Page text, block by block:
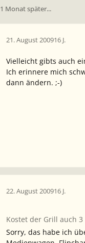
1 Monat später...
21. August 200916 J.
Vielleicht gibts auch
Ich erinnere mich
dann ändern. ;-)
22. August 200916 J.
Kostet der Grill auch
Sorry, das habe ich